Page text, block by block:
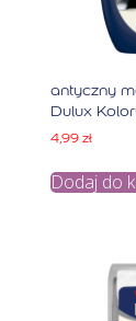
antyczny
Dulux
4,99zł
Dodaj do